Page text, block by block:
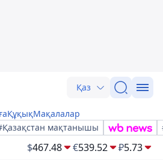
Қаз
ҚұқықМақалалар
мақтанышы
$467.48 €539.52 ₽5.73